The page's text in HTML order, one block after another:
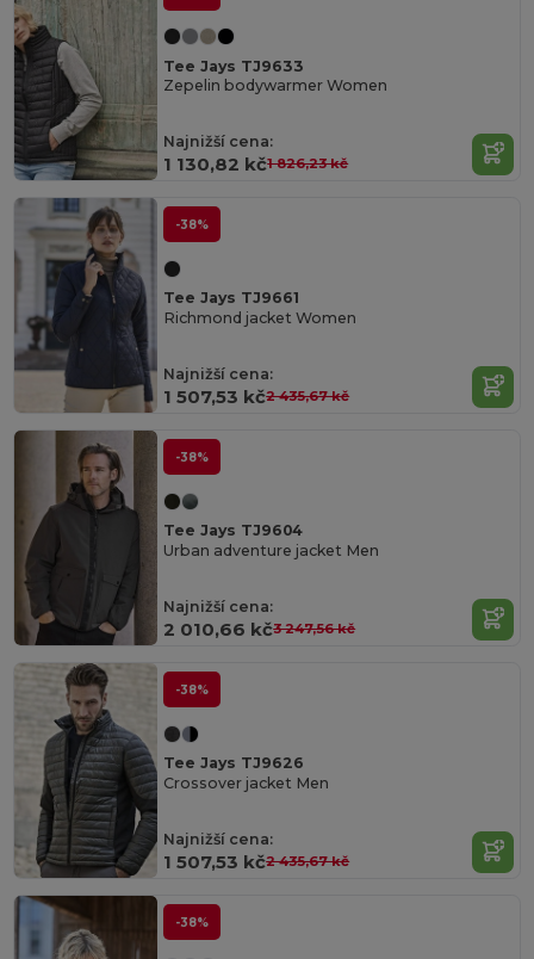
Tee Jays TJ9633
Zepelin bodywarmer Women
Najnižší cena:
1 130,82 kč1 826,23 kč
-38%
Tee Jays TJ9661
Richmond jacket Women
Najnižší cena:
1 507,53 kč2 435,67 kč
-38%
Tee Jays TJ9604
Urban adventure jacket Men
Najnižší cena:
2 010,66 kč3 247,56 kč
-38%
Tee Jays TJ9626
Crossover jacket Men
Najnižší cena:
1 507,53 kč2 435,67 kč
-38%